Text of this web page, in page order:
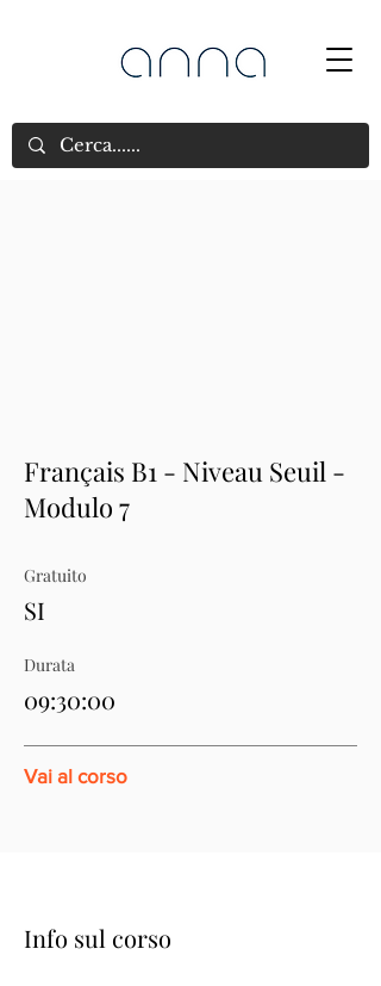
Français B1 - Niveau Seuil -
Modulo 7
Gratuito
SI
Durata
09:30:00
Vai al corso
Info sul corso